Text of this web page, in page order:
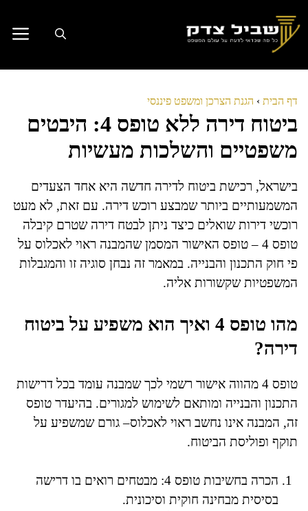
לתוכן
דף הבית › הגנת הצרכן ומשפט פיננסי
ביטוח דירה ללא טופס 4: היבטים
משפטיים והשלכות מעשיות
בישראל, רכישת ביטוח לדירה חדשה היא אחד הצעדים
המשמעותיים ביותר שמבצע רוכש דירה. עם זאת, לא מעט
רוכשי דירות שואלים כיצד ניתן לבטח דירה שטרם קיבלה
טופס 4 – טופס האישור המסמן שהמבנה ראוי לאכלוס על
פי חוק התכנון והבנייה. במאמר זה נבחן סוגיה זו והמגבלות
המשפטיות שקשורות אליה.
מהו טופס 4 ואיך הוא משפיע על ביטוח
דירה?
טופס 4 מהווה אישור רשמי לכך שמבנה עומד בכל דרישות
התכנון והבנייה ומותאם לשימוש למגורים. בהיעדר טופס
זה, המבנה אינו נחשב ראוי לאכלוס– גורם שמשפיע על
תוקף ופוליסת הביטוח.
הכרה בחשיבות טופס 4: מבטחים רואים בו דרישה
בסיסית מבחינה חוקית וסיכונית.